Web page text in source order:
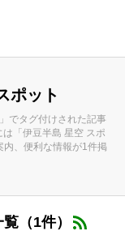
ポット
でタグ付けされた記事
「伊豆半島 星空 スポ
内、便利な情報が1件掲
（1件）